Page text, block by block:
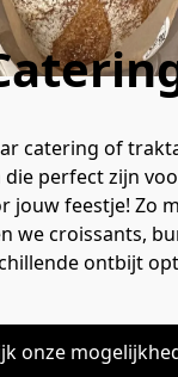
catering of
perfect zijn
jouw feestje! Zo
we croissants,
onze